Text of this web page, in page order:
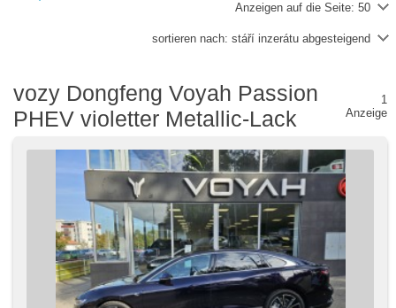
Anzeigen auf die Seite: 50
sortieren nach: stáří inzerátu abgesteigend
vozy Dongfeng Voyah Passion
PHEV violetter Metallic-Lack
1
Anzeige